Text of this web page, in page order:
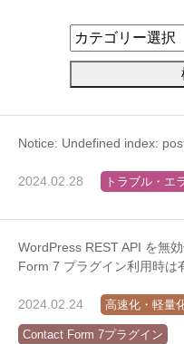
Notice: Undefined index:
2024.02.28 トラブル・エ
WordPress REST API を無
Form 7 プラグイン利用時は
2024.02.24 高速化・軽量
Contact Form 7プラグイン